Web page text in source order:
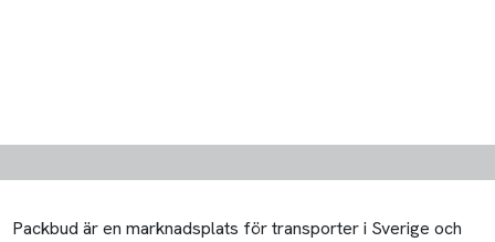
Packbud är en marknadsplats för transporter i Sverige och